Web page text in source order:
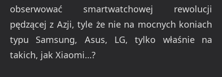
obserwować smartwatchowej rewolucji
pędzącej z Azji, tyle że nie na mocnych koniach
typu Samsung, Asus, LG, tylko właśnie na
takich, jak Xiaomi…?